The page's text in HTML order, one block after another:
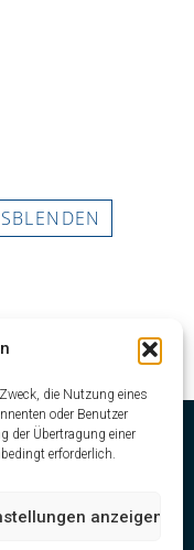
die Nutzung eines
oder Benutzer
der Übertragung einer
erforderlich.
anzeigen